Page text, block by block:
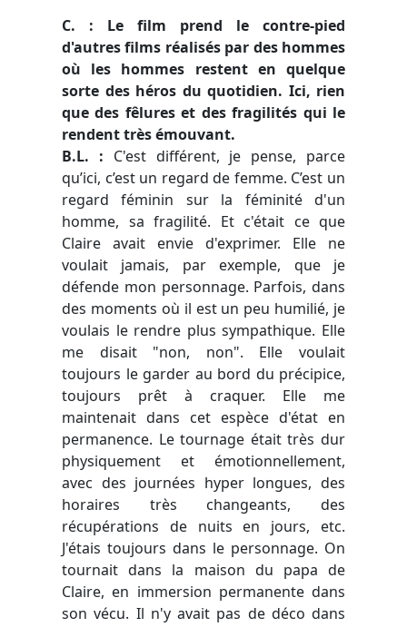
C. : Le film prend le contre-pied
d'autres films réalisés par des hommes
où les hommes restent en quelque
sorte des héros du quotidien. Ici, rien
que des fêlures et des fragilités qui le
rendent très émouvant.
B.L. : C'est différent, je pense, parce
qu’ici, c’est un regard de femme. C’est un
regard féminin sur la féminité d'un
homme, sa fragilité. Et c'était ce que
Claire avait envie d'exprimer. Elle ne
voulait jamais, par exemple, que je
défende mon personnage. Parfois, dans
des moments où il est un peu humilié, je
voulais le rendre plus sympathique. Elle
me disait "non, non". Elle voulait
toujours le garder au bord du précipice,
toujours prêt à craquer. Elle me
maintenait dans cet espèce d'état en
permanence. Le tournage était très dur
physiquement et émotionnellement,
avec des journées hyper longues, des
horaires très changeants, des
récupérations de nuits en jours, etc.
J'étais toujours dans le personnage. On
tournait dans la maison du papa de
Claire, en immersion permanente dans
son vécu. Il n'y avait pas de déco dans